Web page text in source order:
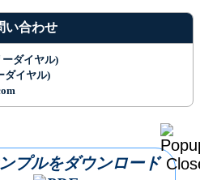
い合わせ
ーダイヤル)
ダイヤル)
プルをダウンロード